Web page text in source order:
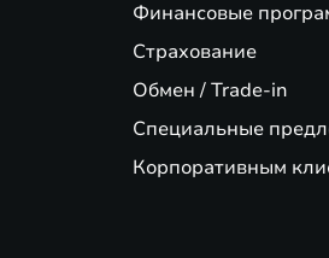
Финансовые
Страхование
Обмен / Trade-in
Специальные
Корпоративным